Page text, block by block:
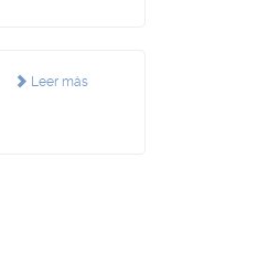
Leer más